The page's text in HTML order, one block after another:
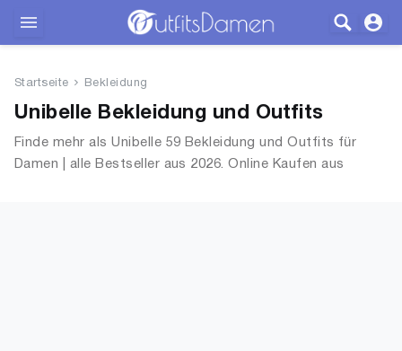
Bekleidung
Wäsche
Startseite Bekleidung
Unibelle Bekleidung und Outfits
Finde mehr als Unibelle 59 Bekleidung und Outfits für
Damen | alle Bestseller aus 2026. Online Kaufen aus